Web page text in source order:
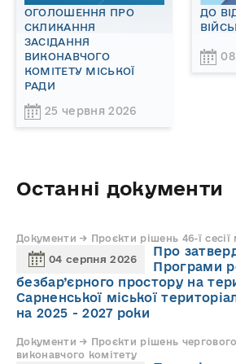
ОГОЛОШЕННЯ ПРО
СКЛИКАННЯ
ЗАСІДАННЯ
ВИКОНАВЧОГО
КОМІТЕТУ МІСЬКОЇ
РАДИ
25 червня 2026
ДО
Останні документи
Документи → Проєкти рішень 46-ї сесії
04 серпня 2026
Про
Програми
безбар’єрного простору на
Сарненської міської
на 2025 - 2027 роки
Документи → Проєкти рішень чергового
виконавчого комітету